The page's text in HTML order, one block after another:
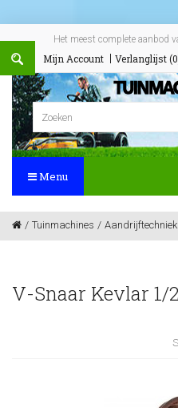
Het meest complete aanbod
Mijn Account Verlanglijst
Menu
Tuinmachines Aandrijftechniek
V-Snaar Kevlar 1/